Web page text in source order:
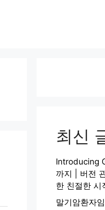
최신
Introducing
까지 | 버전
한 친절한 시
말기암환자